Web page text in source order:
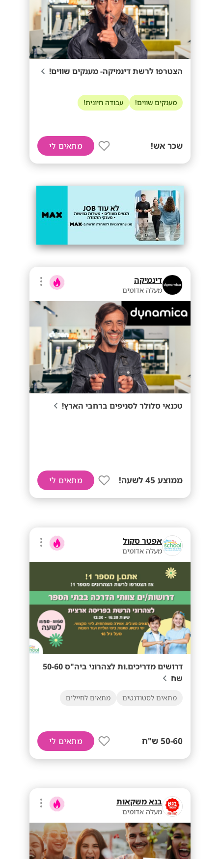
הצטרפו לרשת דינמיקה- מענקים שווים!
מענקים שווים! עבודה חיונית!
שכר אש! מתאים לי
דינמיקה
מעלה אדומים
טכנאי סלולר לסניפים ברחבי הארץ!
ממוצע 45 לשעה! מתאים לי
אפטר סקול
מעלה אדומים
דרושים מדריכים.ות לצהרוני ביה"ס 50-60
שח
מתאים לסטודנטים מתאים לחיילים
50-60 ש"ח מתאים לי
בנא משקאות
מעלה אדומים